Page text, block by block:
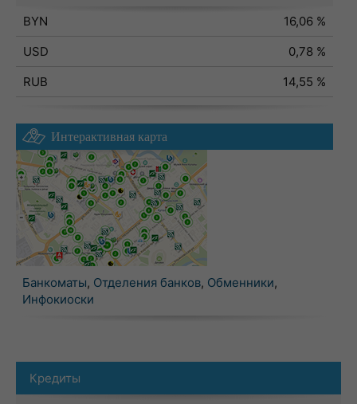
BYN
16,06 %
USD
0,78 %
RUB
14,55 %
Интерактивная карта
Банкоматы, Отделения банков, Обменники,
Инфокиоски
Кредиты